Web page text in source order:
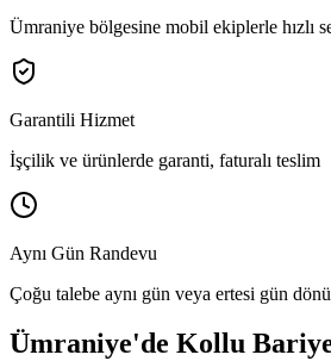
Ümraniye bölgesine mobil ekiplerle hızlı
Garantili Hizmet
İşçilik ve ürünlerde garanti, faturalı teslim
Aynı Gün Randevu
Çoğu talebe aynı gün veya ertesi gün
Ümraniye'de Kollu